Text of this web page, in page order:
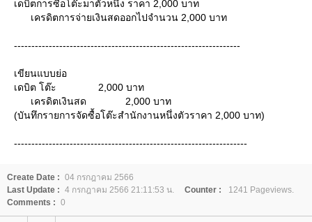
เดบิตการซื้อโต๊ะมาตัวหนึ่ง ราคา 2,000 บาท
เครดิตการจ่ายเงินสดออกไปจำนวน 2,000 บาท
-----------------------------------------------------------------
เขียนแบบย่อ
เดบิต โต๊ะ 2,000 บาท
เครดิตเงินสด 2,000 บาท
(บันทึกรายการจัดซื้อโต๊ะสำนักงานหนึ่งตัวราคา 2,000 บาท)
-------------------------------------------------------------------
Create Date : 04 กรกฎาคม 2566
Last Update : 4 กรกฎาคม 2566 21:11:53 น. Counter :
1241 Pageviews.
Comments : 0